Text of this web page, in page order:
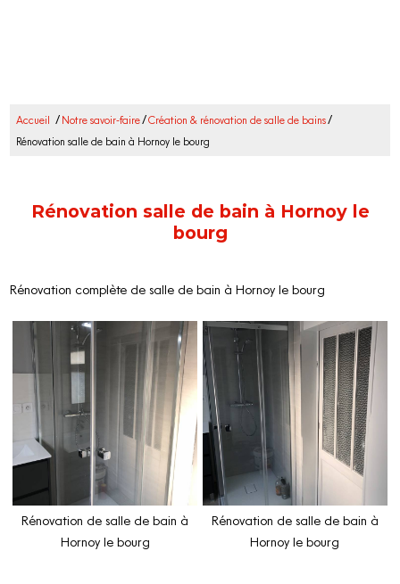
Accueil /Notre savoir-faire/Création & rénovation de salle de bains/
Rénovation salle de bain à Hornoy le bourg
Rénovation salle de bain à Hornoy le
bourg
Rénovation complète de salle de bain à Hornoy le bourg
Rénovation de salle de bain à
Hornoy le bourg
Rénovation de salle de bain à
Hornoy le bourg